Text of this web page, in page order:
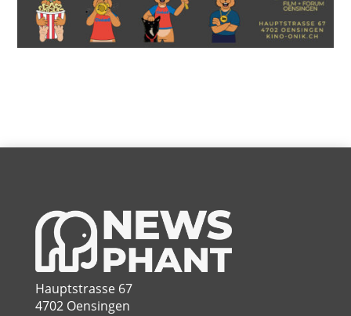
Hauptstrasse 67
4702 Oensingen